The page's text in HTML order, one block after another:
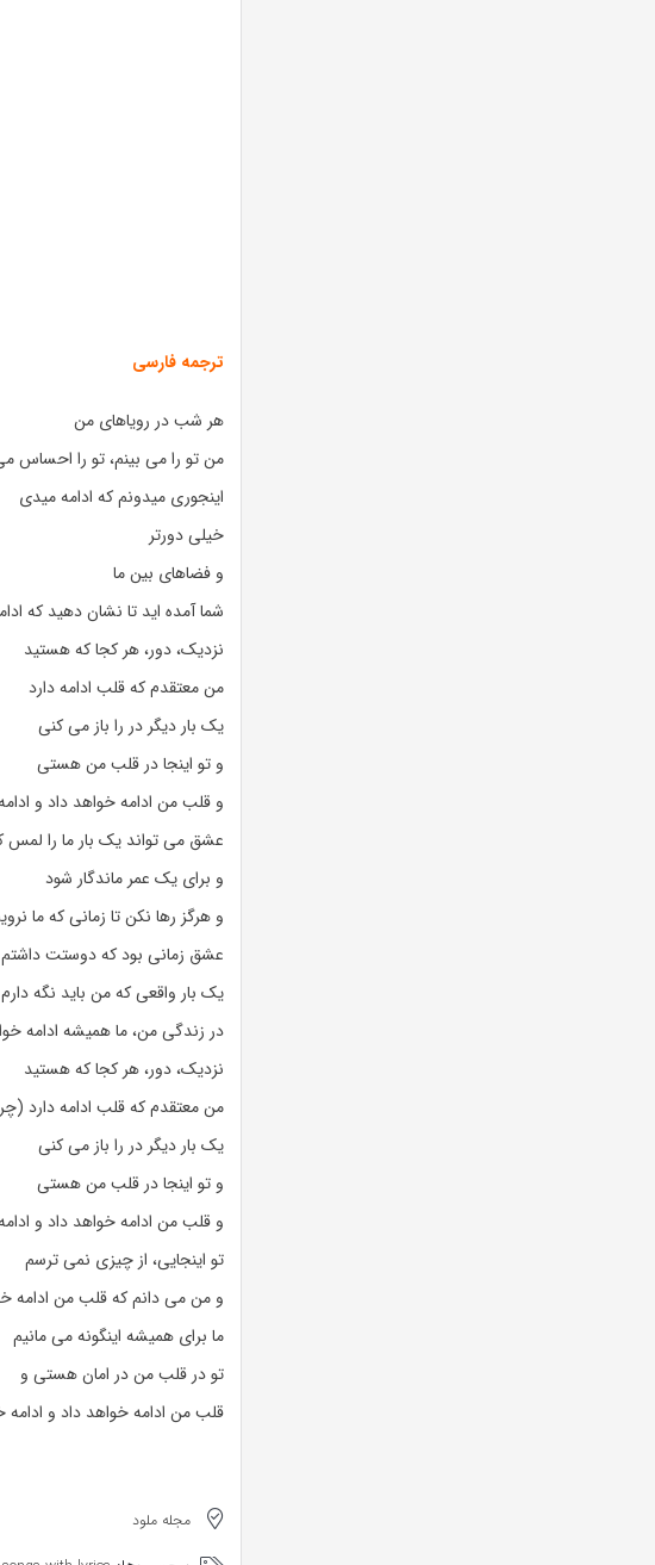
ترجمه فارسی
هر شب در رویاهای من
من تو را می بینم، تو را احساس
اینجوری میدونم که ادامه میدی
خیلی دورتر
و فضاهای بین ما
شما آمده اید تا نشان دهید که
نزدیک، دور، هر کجا که هستید
من معتقدم که قلب ادامه دارد
یک بار دیگر در را باز می کنی
و تو اینجا در قلب من هستی
و قلب من ادامه خواهد داد و
عشق می تواند یک بار ما را لمس
و برای یک عمر ماندگار شود
و هرگز رها نکن تا زمانی که ما
عشق زمانی بود که دوستت داشتم
یک بار واقعی که من باید نگه دارم
در زندگی من، ما همیشه ادامه
نزدیک، دور، هر کجا که هستید
من معتقدم که قلب ادامه دارد
یک بار دیگر در را باز می کنی
و تو اینجا در قلب من هستی
و قلب من ادامه خواهد داد و
تو اینجایی، از چیزی نمی ترسم
و من می دانم که قلب من ادامه
ما برای همیشه اینگونه می مانیم
تو در قلب من در امان هستی و
قلب من ادامه خواهد داد و ادامه
مجله ملود